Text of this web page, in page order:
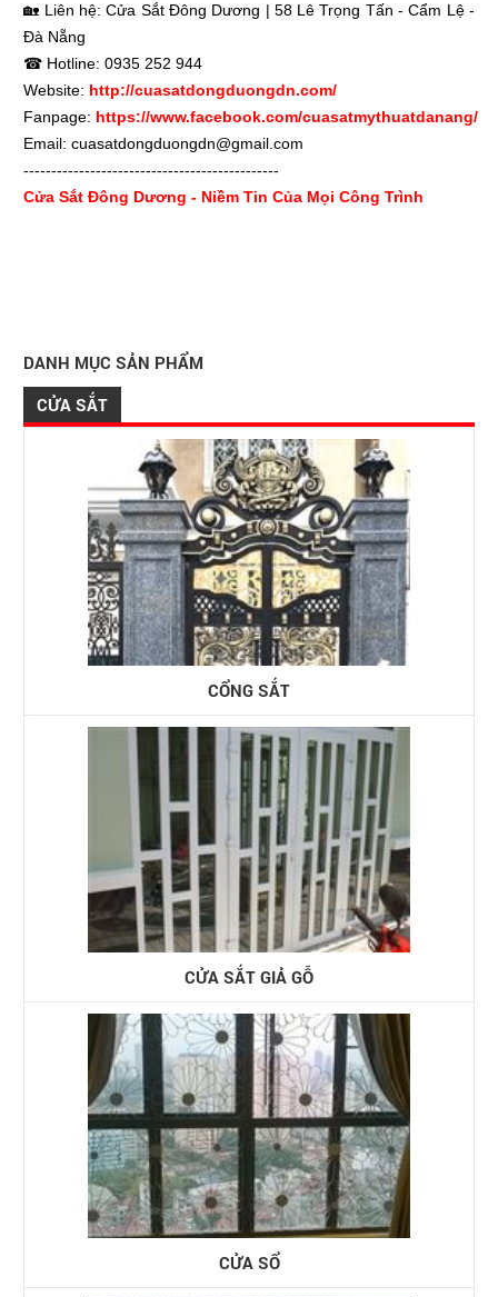
🏡 Liên hệ: Cửa Sắt Đông Dương | 58 Lê Trọng Tấn - Cẩm Lệ -
Đà Nẵng
☎ Hotline: 0935 252 944
Website: http://cuasatdongduongdn.com/
Fanpage: https://www.facebook.com/cuasatmythuatdanang/
Email: cuasatdongduongdn@gmail.com
----------------------------------------------
Cửa Sắt Đông Dương - Niềm Tin Của Mọi Công Trình
DANH MỤC SẢN PHẨM
CỬA SẮT
CỔNG SẮT
CỬA SẮT GIẢ GỖ
CỬA SỔ